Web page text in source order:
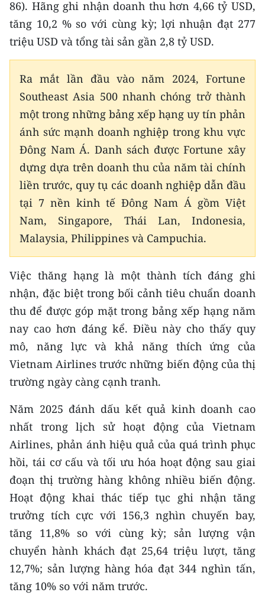
Media Chính trị
Media Kinh tế
Media Văn hóa
Media Xã hội
Media Pháp luật
Media Du lịch
Media Thế giới
Media Thể thao
Media Giáo dục
Media Y tế
Media Khoa học - Công nghệ
Media Môi trường
Ảnh
Infographic
TIN ĐỊA PHƯƠNG
Trung du và miền núi phía Bắc
Đồng bằng sông Hồng
Bắc Trung Bộ
Duyên hải Nam Trung Bộ và Tây
Nguyên
Đông Nam Bộ
86). Hãng ghi nhận doanh thu hơn 4,66 tỷ USD,
tăng 10,2 % so với cùng kỳ; lợi nhuận đạt 277
triệu USD và tổng tài sản gần 2,8 tỷ USD.
Ra mắt lần đầu vào năm 2024, Fortune
Southeast Asia 500 nhanh chóng trở thành
một trong những bảng xếp hạng uy tín phản
ánh sức mạnh doanh nghiệp trong khu vực
Đông Nam Á. Danh sách được Fortune xây
dựng dựa trên doanh thu của năm tài chính
liền trước, quy tụ các doanh nghiệp dẫn đầu
tại 7 nền kinh tế Đông Nam Á gồm Việt
Nam, Singapore, Thái Lan, Indonesia,
Malaysia, Philippines và Campuchia.
Việc thăng hạng là một thành tích đáng ghi
nhận, đặc biệt trong bối cảnh tiêu chuẩn doanh
thu để được góp mặt trong bảng xếp hạng năm
nay cao hơn đáng kể. Điều này cho thấy quy
mô, năng lực và khả năng thích ứng của
Vietnam Airlines trước những biến động của thị
trường ngày càng cạnh tranh.
Năm 2025 đánh dấu kết quả kinh doanh cao
nhất trong lịch sử hoạt động của Vietnam
Airlines, phản ánh hiệu quả của quá trình phục
hồi, tái cơ cấu và tối ưu hóa hoạt động sau giai
đoạn thị trường hàng không nhiều biến động.
Hoạt động khai thác tiếp tục ghi nhận tăng
trưởng tích cực với 156,3 nghìn chuyến bay,
tăng 11,8% so với cùng kỳ; sản lượng vận
chuyển hành khách đạt 25,64 triệu lượt, tăng
12,7%; sản lượng hàng hóa đạt 344 nghìn tấn,
tăng 10% so với năm trước.